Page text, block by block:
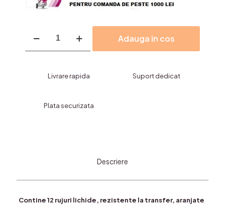
Rujuri
Adauga in cos
Livrare rapida Suport dedicat
Plata securizata
Descriere
Contine 12 rujuri lichide, rezistente la transfer, aranjate